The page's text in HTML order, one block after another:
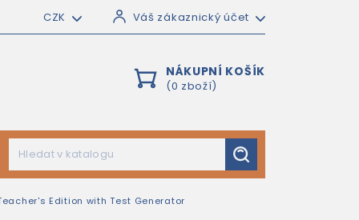
CZK Váš zákaznický účet
NÁKUPNÍ KOŠÍK
(0 zboží)
Edition with Test Generator